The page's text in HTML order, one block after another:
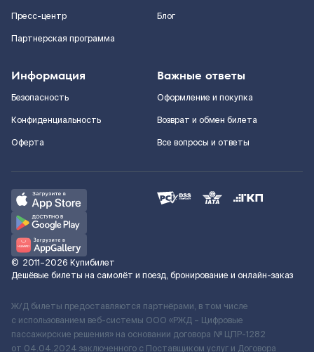
Пресс-центр
Партнерская программа
Блог
Информация
Безопасность
Конфиденциальность
Оферта
Важные ответы
Оформление и покупка
Возврат и обмен билета
Все вопросы и ответы
© 2011–2026 Купибилет
Дешёвые билеты на самолёт и поезд, бронирование и онлайн-заказ
Ж/Д билеты предоставляются партнёрами, в том числе
с использованием веб-системы ООО «РЖД – Цифровые
пассажирские решения» на основании договора № ЦПР-1282
от 04.04.2024 заключенного с Поставщиком услуг и Договора